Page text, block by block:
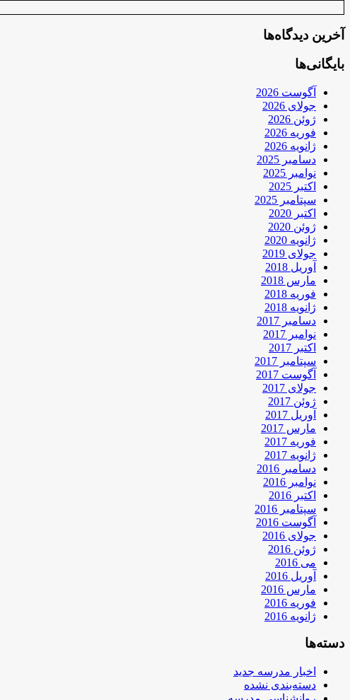
آخرین دیدگاه‌ها
بایگانی‌ها
آگوست 2026
جولای 2026
ژوئن 2026
فوریه 2026
ژانویه 2026
دسامبر 2025
نوامبر 2025
اکتبر 2025
سپتامبر 2025
اکتبر 2020
ژوئن 2020
ژانویه 2020
جولای 2019
آوریل 2018
مارس 2018
فوریه 2018
ژانویه 2018
دسامبر 2017
نوامبر 2017
اکتبر 2017
سپتامبر 2017
آگوست 2017
جولای 2017
ژوئن 2017
آوریل 2017
مارس 2017
فوریه 2017
ژانویه 2017
دسامبر 2016
نوامبر 2016
اکتبر 2016
سپتامبر 2016
آگوست 2016
جولای 2016
ژوئن 2016
می 2016
آوریل 2016
مارس 2016
فوریه 2016
ژانویه 2016
دسته‌ها
اخبار مدرسه جدید
دسته‌بندی نشده